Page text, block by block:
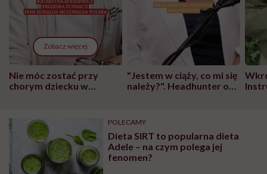
Zobacz więcej
Nie móc zostać przy
chorym dziecku w
może chyba tylko
głupota i brak
wyobraźni"
"Jestem w ciąży, co mi się
należy?". Headhunter o
pracy
POLECAMY
Dieta SIRT to popularna dieta
Adele – na czym polega jej
fenomen?